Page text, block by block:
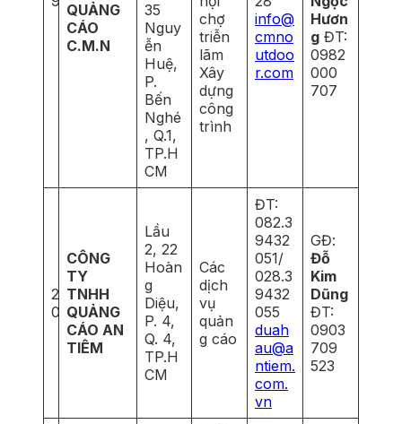
QUẢNG
CÁO
C.M.N
35
Nguy
ễn
Huệ,
P.
Bến
Nghé
, Q.1,
TP.H
CM
chợ
triễn
lãm
Xây
dựng
công
trình
info@
cmno
utdoo
r.com
Hươn
g ĐT:
0982
000
707
2
0
CÔNG
TY
TNHH
QUẢNG
CÁO AN
TIÊM
Lầu
2, 22
Hoàn
g
Diệu,
P. 4,
Q. 4,
TP.H
CM
Các
dịch
vụ
quản
g cáo
ĐT:
082.3
9432
051/
028.3
9432
055
duah
au@a
ntiem.
com.
vn
GĐ:
Đỗ
Kim
Dũng
ĐT:
0903
709
523